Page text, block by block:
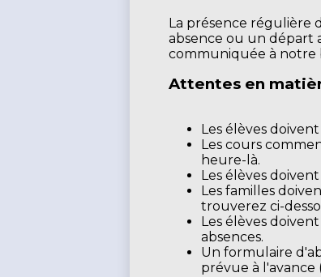
La présence régulière
absence ou un départ
communiquée à notre
Attentes en
Les élèves
Les cours
heure-là.
Les élèves
Les familles
trouverez ci-
Les élèves
absences.
Un formulaire
prévue à l'avance